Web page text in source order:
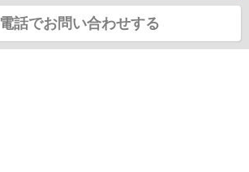
電話でお問い合わせする